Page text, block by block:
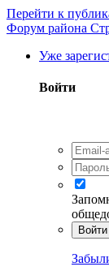
Перейти к
Форум района
Уже
Войти
Войти